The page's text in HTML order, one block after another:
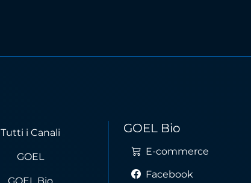
Tutti i Canali
GOEL
GOEL Bio
E-commerce
Facebook